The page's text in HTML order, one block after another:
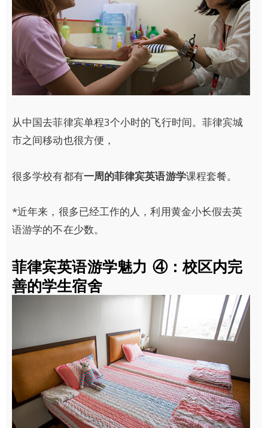
从中国去菲律宾单程3个小时的飞行时间。菲律宾城
市之间移动也很方便，
很多学校有都有一周的菲律宾英语游学课程套餐。
*近年来，很多已经工作的人，利用黄金小长假去英
语游学的不在少数。
菲律宾英语游学魅力 ④：校区内完
善的学生宿舍